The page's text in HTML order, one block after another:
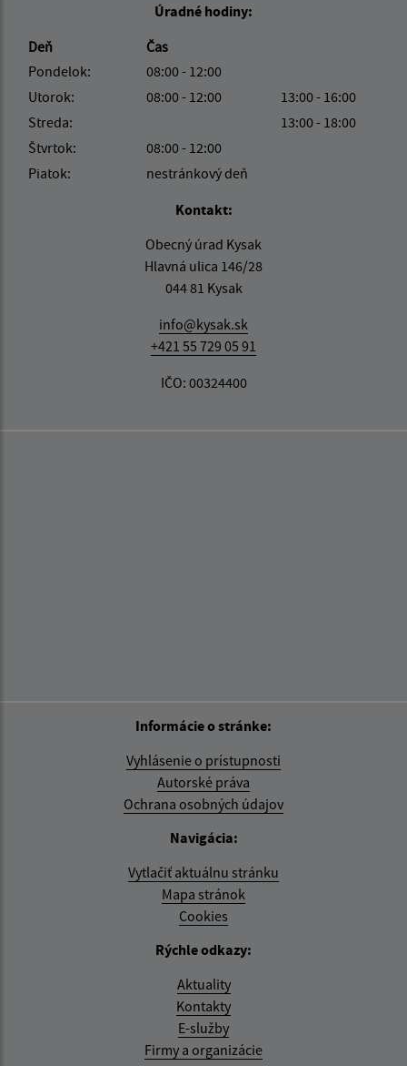
Úradné hodiny:
Deň
Čas
Pondelok:
08:00 - 12:00
Utorok:
08:00 - 12:00
13:00 - 16:00
Streda:
13:00 - 18:00
Štvrtok:
08:00 - 12:00
Piatok:
nestránkový deň
Kontakt:
Obecný úrad Kysak
Hlavná ulica 146/28
044 81 Kysak
info@kysak.sk
+421 55 729 05 91
IČO: 00324400
Informácie o stránke:
Vyhlásenie o prístupnosti
Autorské práva
Ochrana osobných údajov
Navigácia:
Vytlačiť aktuálnu stránku
Mapa stránok
Cookies
Rýchle odkazy:
Aktuality
Kontakty
E-služby
Firmy a organizácie